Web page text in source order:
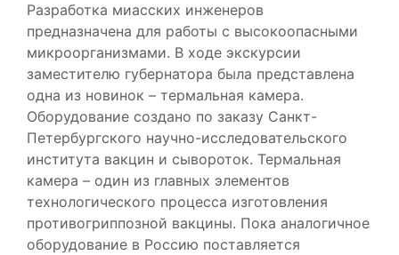
Разработка миасских инженеров
предназначена для работы с высокоопасными
микроорганизмами. В ходе экскурсии
заместителю губернатора была представлена
одна из новинок – термальная камера.
Оборудование создано по заказу Санкт-
Петербургского научно-исследовательского
института вакцин и сывороток. Термальная
камера – один из главных элементов
технологического процесса изготовления
противогриппозной вакцины. Пока аналогичное
оборудование в Россию поставляется